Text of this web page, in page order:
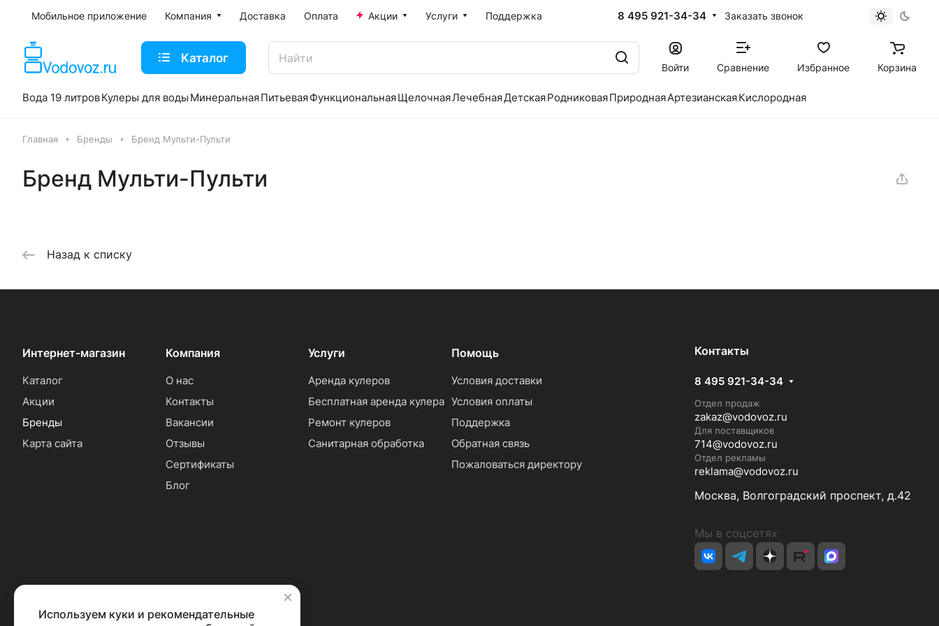
Мобильное приложение Компания Доставка Оплата Акции Услуги Поддержка 8 495 921-34-34 Заказать звонок
Каталог
Войти Сравнение Избранное Корзина
Вода 19 литровКулеры для воды МинеральнаяПитьеваяФункциональнаяЩелочнаяЛечебнаяДетскаяРодниковаяПрироднаяАртезианскаяКислородная
Главная Бренды Бренд Мульти-Пульти
Бренд Мульти-Пульти
Назад к списку
Интернет-магазин
Каталог
Акции
Бренды
Карта сайта
Компания
О нас
Контакты
Вакансии
Отзывы
Сертификаты
Блог
Услуги
Аренда кулеров
Бесплатная аренда кулера
Ремонт кулеров
Санитарная обработка
Помощь
Условия доставки
Условия оплаты
Поддержка
Обратная связь
Пожаловаться директору
Контакты
8 495 921-34-34
Отдел продаж
zakaz@vodovoz.ru
Для поставщиков
714@vodovoz.ru
Отдел рекламы
reklama@vodovoz.ru
Москва, Волгоградский проспект, д.42
Мы в соцсетях
✕
Используем куки и рекомендательные